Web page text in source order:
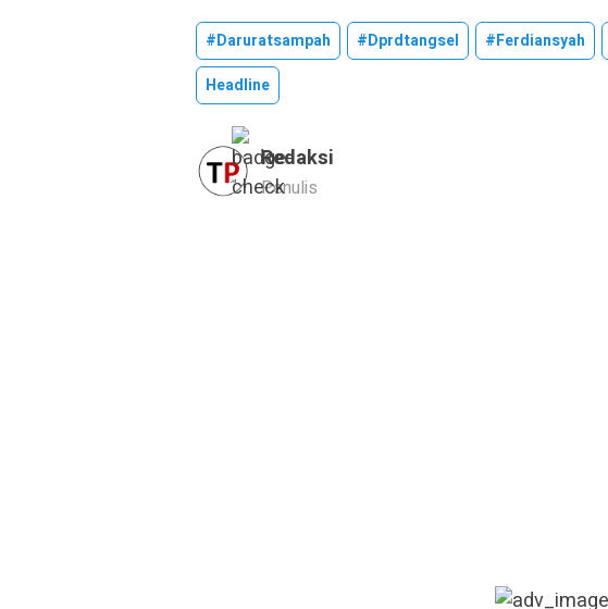
#daruratsampah #dprdtangsel #ferdiansyah
Headline
Redaksi
Penulis